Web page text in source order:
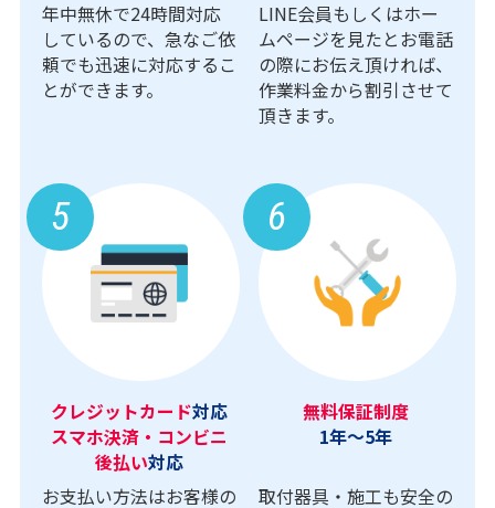
年中無休で24時間対応
しているので、急なご依
頼でも迅速に対応するこ
とができます。
LINE会員もしくはホー
ムページを見たとお電話
の際にお伝え頂ければ、
作業料金から割引させて
頂きます。
5
クレジットカード対応
スマホ決済・コンビニ
後払い対応
お支払い方法はお客様の
6
無料保証制度
1年～5年
取付器具・施工も安全の